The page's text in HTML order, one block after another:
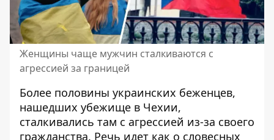
Женщины чаще мужчин сталкиваются с
агрессией за границей
Более половины украинских беженцев,
нашедших убежище в Чехии,
сталкивались там с агрессией из-за своего
гражданства. Речь идет как о словесных